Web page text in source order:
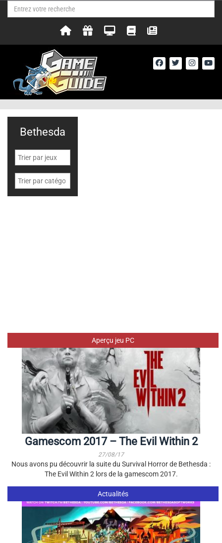
Aperçu jeu PC
Gamescom 2017 – The Evil Within 2
27/08/17
Nous avons pu découvrir la suite du Survival Horror de Bethesda :
The Evil Within 2 lors de la gamescom 2017.
Actualités
Bethesda